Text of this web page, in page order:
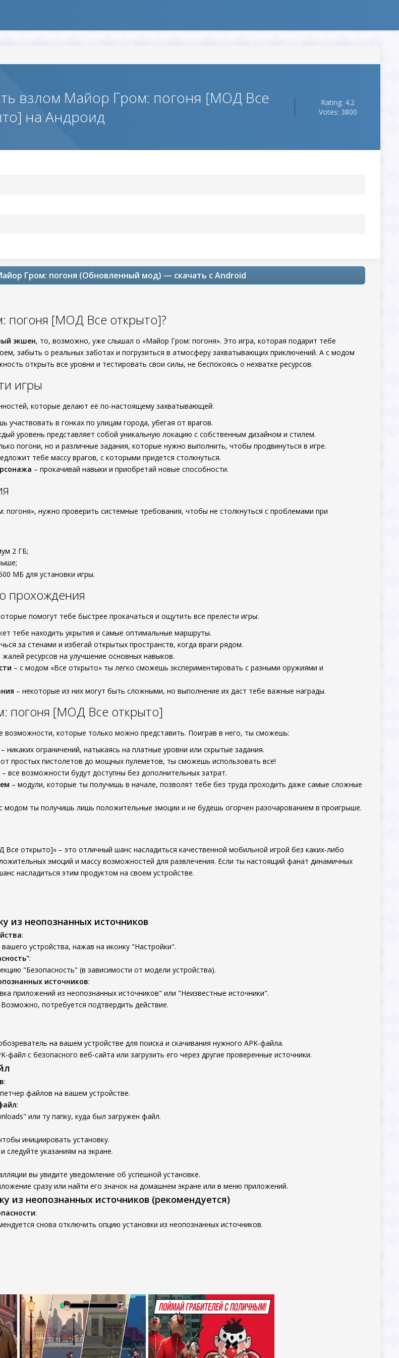
взлом Майор Гром: погоня [МОД Все
на Андроид
Rating: 4.2
Votes: 3800
Гром: погоня (Обновленный мод) — скачать с Android
погоня [МОД Все открыто]?
экшен, то, возможно, уже слышал о «Майор Гром: погоня». Это игра, которая подарит тебе
забыть о реальных заботах и погрузиться в атмосферу захватывающих приключений. А с модом
открыть все уровни и тестировать свои силы, не беспокоясь о нехватке ресурсов.
игры
которые делают её по-настоящему захватывающей:
участвовать в гонках по улицам города, убегая от врагов.
уровень представляет собой уникальную локацию с собственным дизайном и стилем.
погони, но и различные задания, которые нужно выполнить, чтобы продвинуться в игре.
тебе массу врагов, с которыми придется столкнуться.
– прокачивай навыки и приобретай новые способности.
погоня», нужно проверить системные требования, чтобы не столкнуться с проблемами при
2 ГБ;
МБ для установки игры.
прохождения
помогут тебе быстрее прокачаться и ощутить все прелести игры:
тебе находить укрытия и самые оптимальные маршруты.
за стенами и избегай открытых пространств, когда враги рядом.
жалей ресурсов на улучшение основных навыков.
– с модом «Все открыто» ты легко сможешь экспериментировать с разными оружиями и
– некоторые из них могут быть сложными, но выполнение их даст тебе важные награды.
погоня [МОД Все открыто]
возможности, которые только можно представить. Поиграв в него, ты сможешь:
– никаких ограничений, натыкаясь на платные уровни или скрытые задания.
простых пистолетов до мощных пулеметов, ты сможешь использовать всё!
– все возможности будут доступны без дополнительных затрат.
– модули, которые ты получишь в начале, позволят тебе без труда проходить даже самые сложные
модом ты получишь лишь положительные эмоции и не будешь огорчен разочарованием в проигрыше.
открыто]» – это отличный шанс насладиться качественной мобильной игрой без каких-либо
эмоций и массу возможностей для развлечения. Если ты настоящий фанат динамичных
насладиться этим продуктом на своем устройстве.
из неопознанных источников
:
устройства, нажав на иконку "Настройки".
:
"Безопасность" (в зависимости от модели устройства).
источников:
приложений из неопознанных источников" или "Неизвестные источники".
потребуется подтвердить действие.
на вашем устройстве для поиска и скачивания нужного APK-файла.
файл с безопасного веб-сайта или загрузить его через другие проверенные источники.
:
файлов на вашем устройстве.
:
или ту папку, куда был загружен файл.
инициировать установку.
следуйте указаниям на экране.
вы увидите уведомление об успешной установке.
сразу или найти его значок на домашнем экране или в меню приложений.
из неопознанных источников (рекомендуется)
:
снова отключить опцию установки из неопознанных источников.